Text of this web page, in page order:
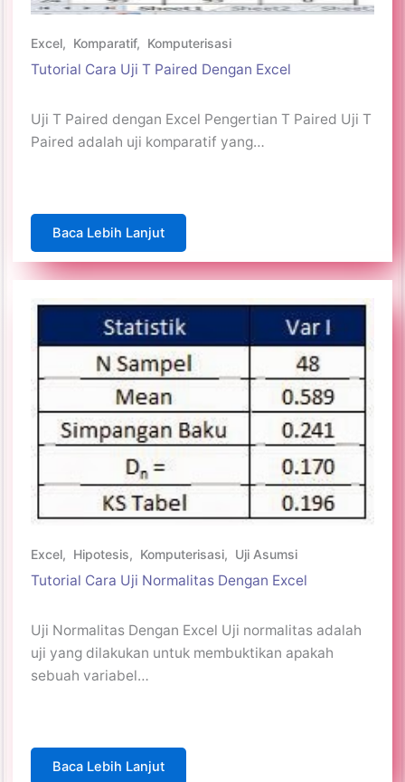
Excel, Komparatif, Komputerisasi
Tutorial Cara Uji T Paired Dengan Excel
Uji T Paired dengan Excel Pengertian T Paired Uji T
Paired adalah uji komparatif yang…
Baca Lebih Lanjut
Excel, Hipotesis, Komputerisasi, Uji Asumsi
Tutorial Cara Uji Normalitas Dengan Excel
Uji Normalitas Dengan Excel Uji normalitas adalah
uji yang dilakukan untuk membuktikan apakah
sebuah variabel…
Baca Lebih Lanjut